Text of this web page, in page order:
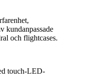
kundanpassade
och flightcases.